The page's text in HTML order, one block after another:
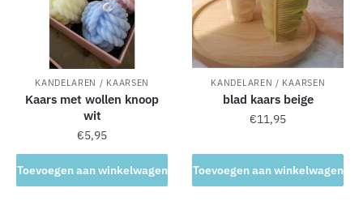
KANDELAREN / KAARSEN
Kaars met wollen knoop
wit
€5,95
Toevoegen aan winkelwagen
KANDELAREN / KAARSEN
blad kaars beige
€11,95
Toevoegen aan winkelwagen